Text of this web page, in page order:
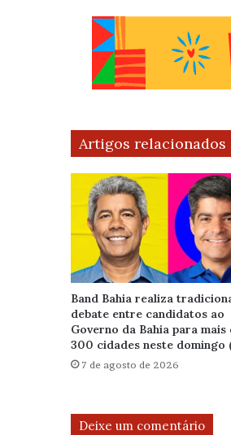
Artigos relacionados
Band Bahia realiza
debate entre candidatos ao
Governo da Bahia para mais
300 cidades neste domingo
7 de agosto de 2026
Deixe um comentário